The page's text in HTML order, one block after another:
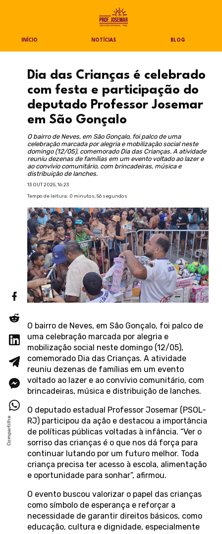
INÍCIO NOTÍCIAS BLOG
Dia das Crianças é celebrado
com festa e participação do
deputado Professor Josemar
em São Gonçalo
O bairro de Neves, em São Gonçalo, foi palco de uma
celebração marcada por alegria e mobilização social neste
domingo (12/05), comemorado Dia das Crianças. A atividade
reuniu dezenas de famílias em um evento voltado ao lazer e
ao convívio comunitário, com brincadeiras, música e
distribuição de lanches.
13 OUT 2025, 16:23
Tempo de leitura: 0 minutos, 56 segundos
O bairro de Neves, em São Gonçalo, foi palco de
uma celebração marcada por alegria e
mobilização social neste domingo (12/05),
comemorado Dia das Crianças. A atividade
reuniu dezenas de famílias em um evento
voltado ao lazer e ao convívio comunitário, com
brincadeiras, música e distribuição de lanches.
O deputado estadual Professor Josemar (PSOL-
RJ) participou da ação e destacou a importância
de políticas públicas voltadas à infância. “Ver o
sorriso das crianças é o que nos dá força para
continuar lutando por um futuro melhor. Toda
criança precisa ter acesso à escola, alimentação
e oportunidade para sonhar”, afirmou.
O evento buscou valorizar o papel das crianças
como símbolo de esperança e reforçar a
necessidade de garantir direitos básicos, como
educação, cultura e dignidade, especialmente